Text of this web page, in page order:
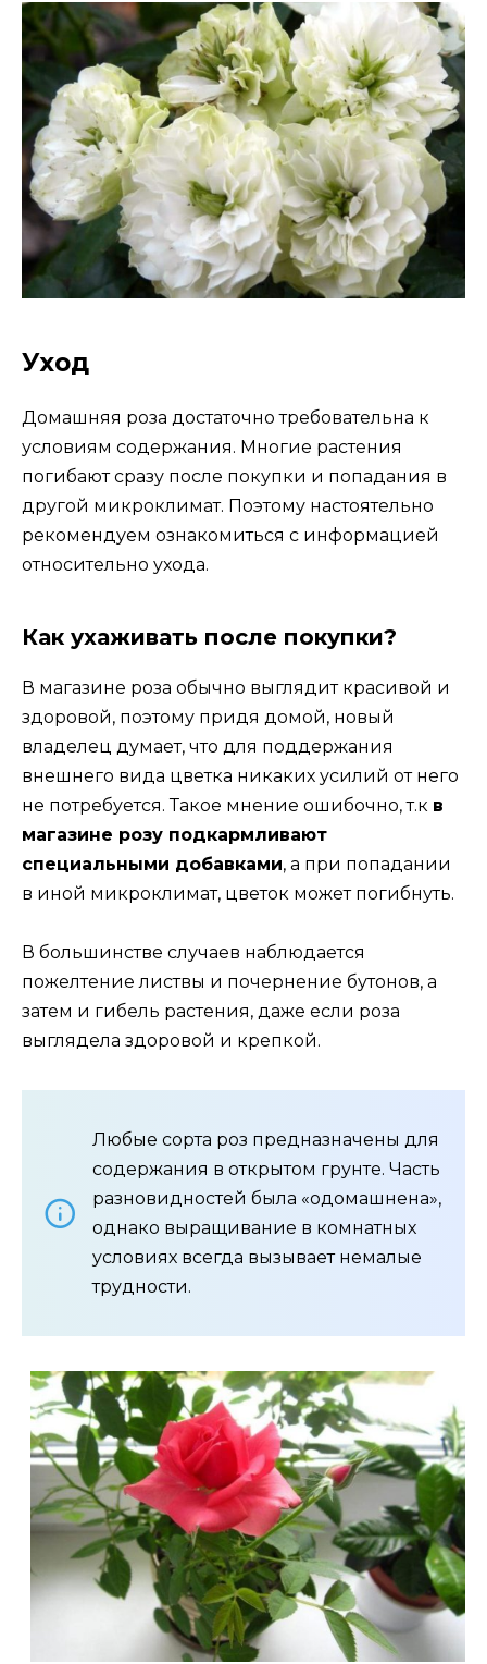
Уход
Домашняя роза достаточно требовательна к
условиям содержания. Многие растения
погибают сразу после покупки и попадания в
другой микроклимат. Поэтому настоятельно
рекомендуем ознакомиться с информацией
относительно ухода.
Как ухаживать после покупки?
В магазине роза обычно выглядит красивой и
здоровой, поэтому придя домой, новый
владелец думает, что для поддержания
внешнего вида цветка никаких усилий от него
не потребуется. Такое мнение ошибочно, т.к в
магазине розу подкармливают
специальными добавками, а при попадании
в иной микроклимат, цветок может погибнуть.
В большинстве случаев наблюдается
пожелтение листвы и почернение бутонов, а
затем и гибель растения, даже если роза
выглядела здоровой и крепкой.
Любые сорта роз предназначены для
содержания в открытом грунте. Часть
разновидностей была «одомашнена»,
однако выращивание в комнатных
условиях всегда вызывает немалые
трудности.